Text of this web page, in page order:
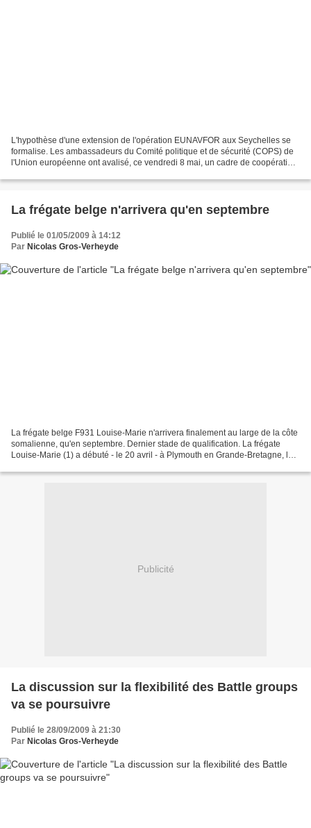
L'hypothèse d'une extension de l'opération EUNAVFOR aux Seychelles se
formalise. Les ambassadeurs du Comité politique et de sécurité (COPS) de
l'Union européenne ont avalisé, ce vendredi 8 mai, un cadre de coopération
La frégate belge n'arrivera qu'en septembre
Publié le 01/05/2009 à 14:12
Par Nicolas Gros-Verheyde
La frégate belge F931 Louise-Marie n'arrivera finalement au large de la côte
somalienne, qu'en septembre. Dernier stade de qualification. La frégate
Louise-Marie (1) a débuté - le 20 avril - à Plymouth en Grande-Bretagne, la
Publicité
La discussion sur la flexibilité des Battle groups
va se poursuivre
Publié le 28/09/2009 à 21:30
Par Nicolas Gros-Verheyde